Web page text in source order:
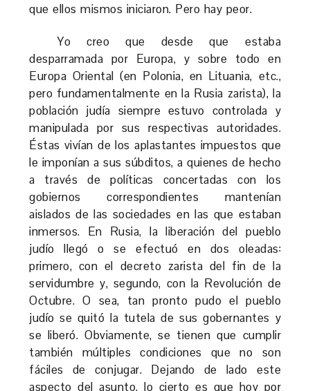
que ellos mismos iniciaron. Pero hay peor.
Yo creo que desde que estaba
desparramada por Europa, y sobre todo en
Europa Oriental (en Polonia, en Lituania, etc.,
pero fundamentalmente en la Rusia zarista), la
población judía siempre estuvo controlada y
manipulada por sus respectivas autoridades.
Éstas vivían de los aplastantes impuestos que
le imponían a sus súbditos, a quienes de hecho
a través de políticas concertadas con los
gobiernos correspondientes mantenían
aislados de las sociedades en las que estaban
inmersos. En Rusia, la liberación del pueblo
judío llegó o se efectuó en dos oleadas:
primero, con el decreto zarista del fin de la
servidumbre y, segundo, con la Revolución de
Octubre. O sea, tan pronto pudo el pueblo
judío se quitó la tutela de sus gobernantes y
se liberó. Obviamente, se tienen que cumplir
también múltiples condiciones que no son
fáciles de conjugar. Dejando de lado este
aspecto del asunto, lo cierto es que hoy por